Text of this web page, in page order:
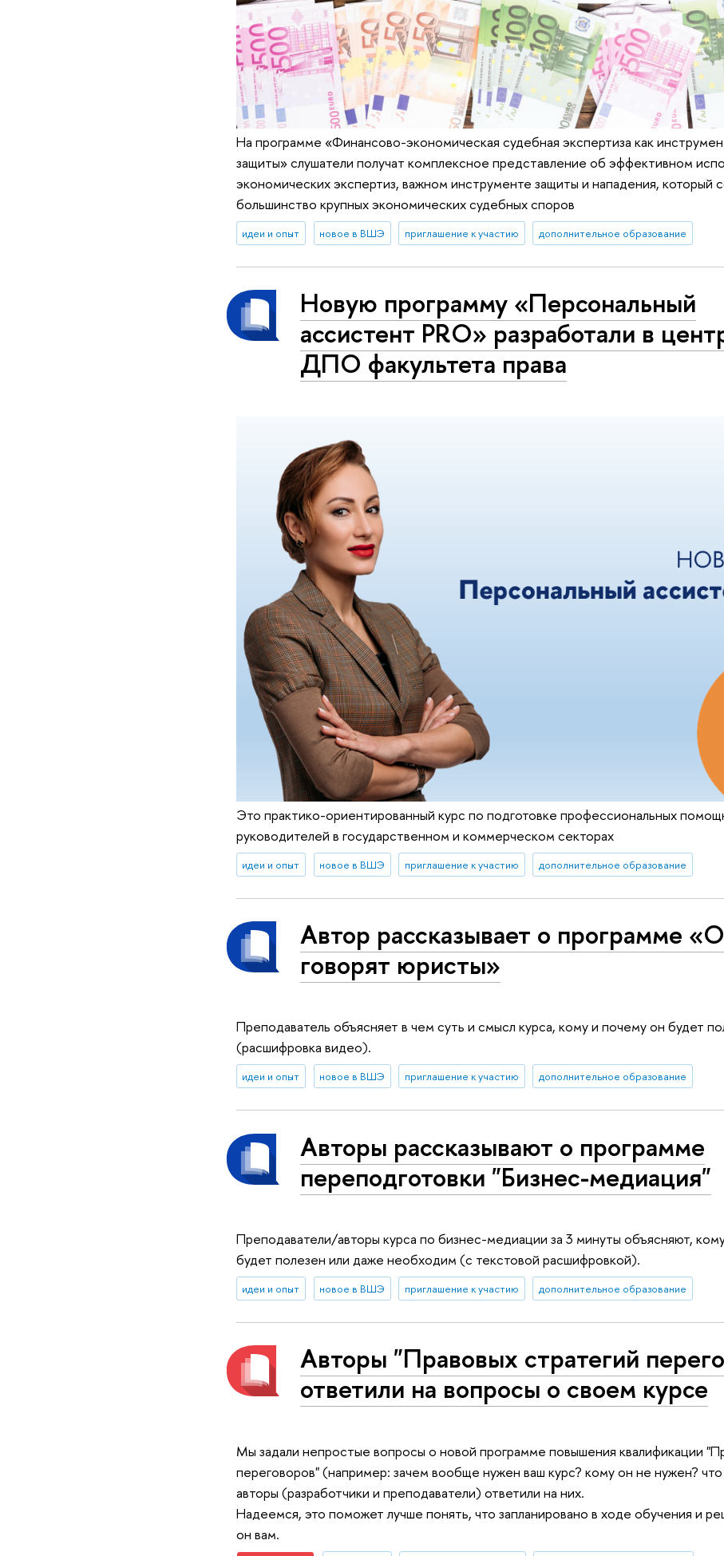
На программе «Финансово-экономическая судебная экспертиза как
защиты» слушатели получат комплексное представление об эффективном
экономических экспертиз, важном инструменте защиты и нападения, который
большинство крупных экономических судебных споров
идеи и опыт новое в ВШЭ приглашение к участию дополнительное образование
Новую программу «Персональный
ассистент PRO» разработали в
ДПО факультета права
Это практико-ориентированный курс по подготовке профессиональных
руководителей в государственном и коммерческом секторах
идеи и опыт новое в ВШЭ приглашение к участию дополнительное образование
Автор рассказывает о программе
говорят юристы»
Преподаватель объясняет в чем суть и смысл курса, кому и почему он будет
(расшифровка видео).
идеи и опыт новое в ВШЭ приглашение к участию дополнительное образование
Авторы рассказывают о программе
переподготовки "Бизнес-медиация"
Преподаватели/авторы курса по бизнес-медиации за 3 минуты объясняют,
будет полезен или даже необходим (с текстовой расшифровкой).
идеи и опыт новое в ВШЭ приглашение к участию дополнительное образование
Авторы "Правовых стратегий
ответили на вопросы о своем курсе
Мы задали непростые вопросы о новой программе повышения квалификации
переговоров" (например: зачем вообще нужен ваш курс? кому он не нужен?
авторы (разработчики и преподаватели) ответили на них.
Надеемся, это поможет лучше понять, что запланировано в ходе обучения и
он вам.